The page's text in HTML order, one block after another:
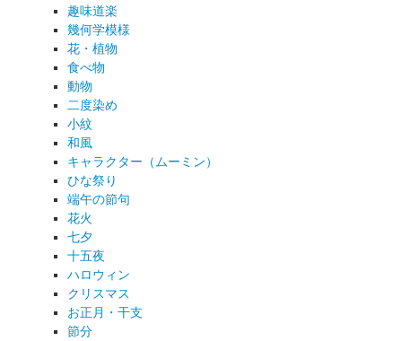
趣味道楽
幾何学模様
花・植物
食べ物
動物
二度染め
小紋
和風
キャラクター（ムーミン）
ひな祭り
端午の節句
花火
七夕
十五夜
ハロウィン
クリスマス
お正月・干支
節分